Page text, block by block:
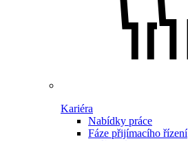
Kariéra
Nabídky práce
Fáze přijímacího řízení